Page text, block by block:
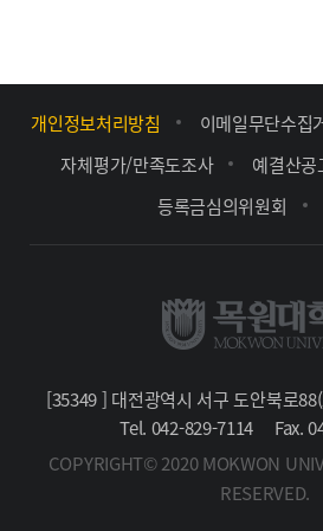
개인정보처리방침 이메일무단수집
자체평가/만족도조사
예결산공
등록금심의위원회
[35349 ] 대전광역시 서구 도안북로
Tel. 042-829-7114
Fax.
COPYRIGHT© 2020 MOKWON
RESERVED.